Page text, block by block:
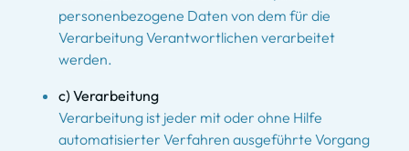
personenbezogene Daten von dem für die
Verarbeitung Verantwortlichen verarbeitet
werden.
c) Verarbeitung
Verarbeitung ist jeder mit oder ohne Hilfe
automatisierter Verfahren ausgeführte Vorgang